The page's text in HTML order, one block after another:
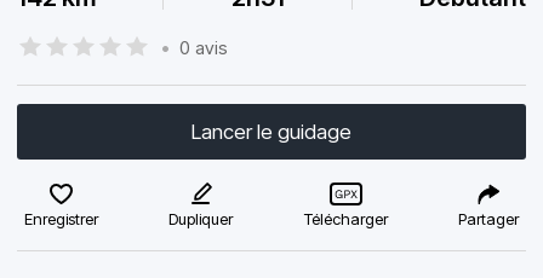
• 0 avis
Lancer le guidage
Enregistrer Dupliquer Télécharger Partager